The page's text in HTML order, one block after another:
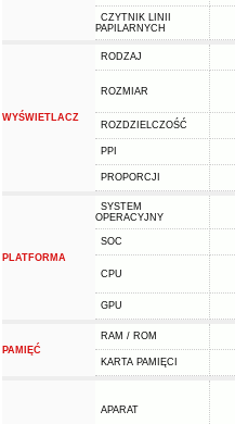
CZYTNIK LINII
PAPILARNYCH
WYŚWIETLACZ
RODZAJ
ROZMIAR
ROZDZIELCZOŚĆ
PPI
PROPORCJI
PLATFORMA
SYSTEM
OPERACYJNY
SOC
CPU
GPU
PAMIĘĆ
RAM / ROM
KARTA PAMIĘCI
APARAT